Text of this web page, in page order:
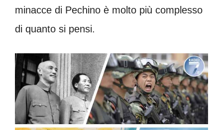
minacce di Pechino è molto più complesso
di quanto si pensi.